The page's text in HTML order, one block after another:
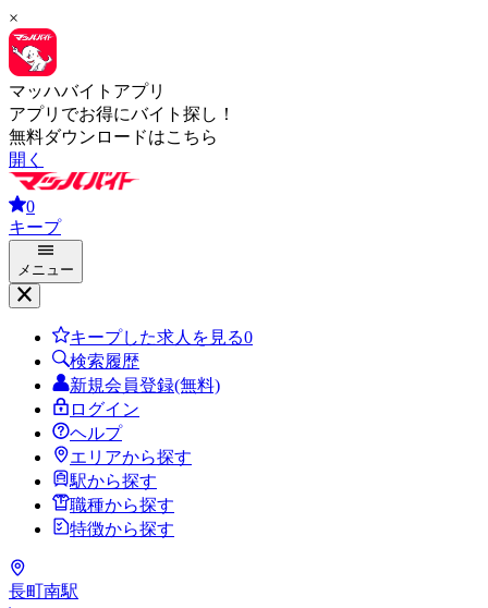
×
マッハバイトアプリ
アプリでお得にバイト探し！
無料ダウンロードはこちら
開く
0
キープ
メニュー
キープした求人を見る0
検索履歴
新規会員登録(無料)
ログイン
ヘルプ
エリアから探す
駅から探す
職種から探す
特徴から探す
長町南駅